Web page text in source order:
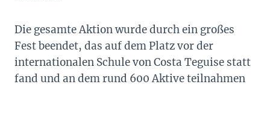
Die gesamte Aktion wurde durch ein großes
Fest beendet, das auf dem Platz vor der
internationalen Schule von Costa Teguise statt
fand und an dem rund 600 Aktive teilnahmen